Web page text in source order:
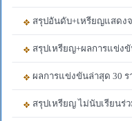
สรุปอันดับ+เหรียญแสดงจ
สรุปเหรียญ+ผลการแข่งขั
ผลการแข่งขันล่าสุด 30 ร
สรุปเหรียญ ไม่นับเรียนร่